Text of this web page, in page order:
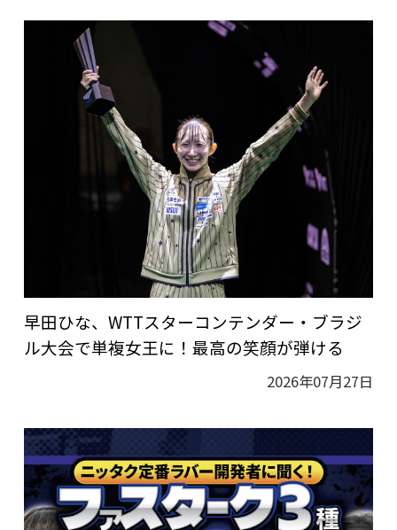
早田ひな、WTTスターコンテンダー・ブラジ
ル大会で単複女王に！最高の笑顔が弾ける
2026年07月27日